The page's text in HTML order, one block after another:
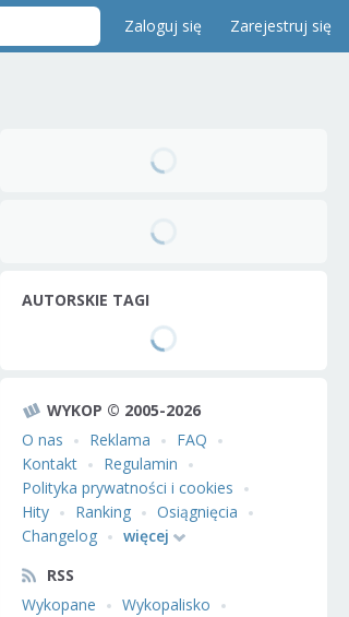
Zaloguj się Zarejestruj się
AUTORSKIE TAGI
WYKOP © 2005-2026
O nas
Reklama
FAQ
Kontakt
Regulamin
Polityka prywatności i cookies
Hity
Ranking
Osiągnięcia
Changelog
więcej
RSS
Wykopane
Wykopalisko